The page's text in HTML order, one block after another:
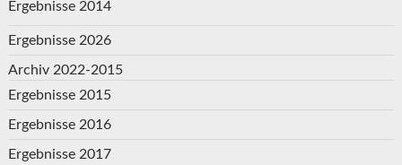
Ergebnisse 2014
Ergebnisse 2026
Archiv 2022-2015
Ergebnisse 2015
Ergebnisse 2016
Ergebnisse 2017